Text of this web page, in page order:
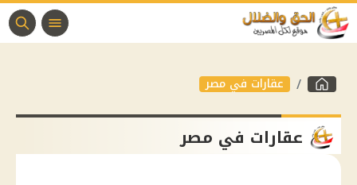
عقارات في مصر
عقارات في مصر